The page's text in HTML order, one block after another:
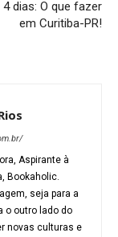
dias: O que fazer
em Curitiba-PR!
Aspirante à
Bookaholic.
seja para a
o outro lado do
novas culturas e